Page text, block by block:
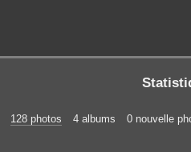
128 photos 4 albums 0 nouvelle